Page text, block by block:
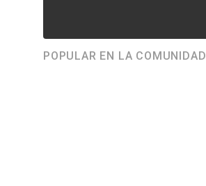
POPULAR EN LA COMUNIDAD